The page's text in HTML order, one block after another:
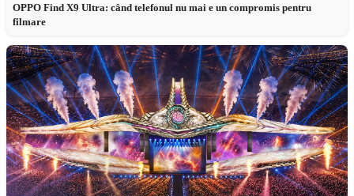
OPPO Find X9 Ultra: când telefonul nu mai e un compromis pentru
filmare